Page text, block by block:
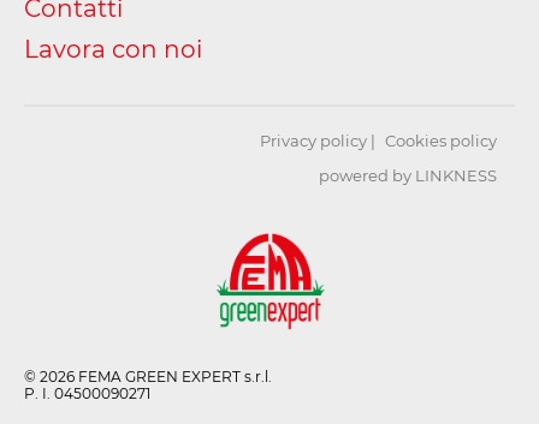
Contatti
Lavora con noi
Privacy policy
Cookies policy
powered by LINKNESS
© 2026 FEMA GREEN EXPERT s.r.l.
P. I. 04500090271